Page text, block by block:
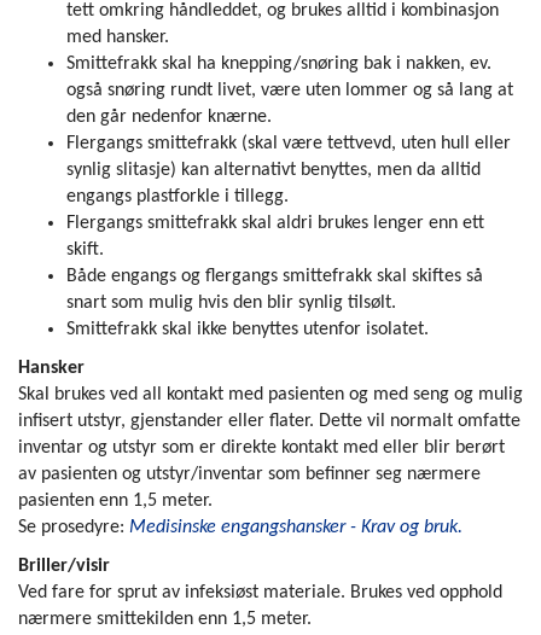
tett omkring håndleddet, og brukes alltid i kombinasjon
med hansker.
Smittefrakk skal ha knepping/snøring bak i nakken, ev.
også snøring rundt livet, være uten lommer og så lang at
den går nedenfor knærne.
Flergangs smittefrakk (skal være tettvevd, uten hull eller
synlig slitasje) kan alternativt benyttes, men da alltid
engangs plastforkle i tillegg.
Flergangs smittefrakk skal aldri brukes lenger enn ett
skift.
Både engangs og flergangs smittefrakk skal skiftes så
snart som mulig hvis den blir synlig tilsølt.
Smittefrakk skal ikke benyttes utenfor isolatet.
Hansker
Skal brukes ved all kontakt med pasienten og med seng og mulig
infisert utstyr, gjenstander eller flater. Dette vil normalt omfatte
inventar og utstyr som er direkte kontakt med eller blir berørt
av pasienten og utstyr/inventar som befinner seg nærmere
pasienten enn 1,5 meter.
Se prosedyre: Medisinske engangshansker - Krav og bruk.
Briller/visir
Ved fare for sprut av infeksiøst materiale. Brukes ved opphold
nærmere smittekilden enn 1,5 meter.